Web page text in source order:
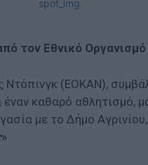
τον Εθνικό
(ΕΟΚΑΝ),
έναν καθαρό αθλητισμό,
με το Δήμο
»